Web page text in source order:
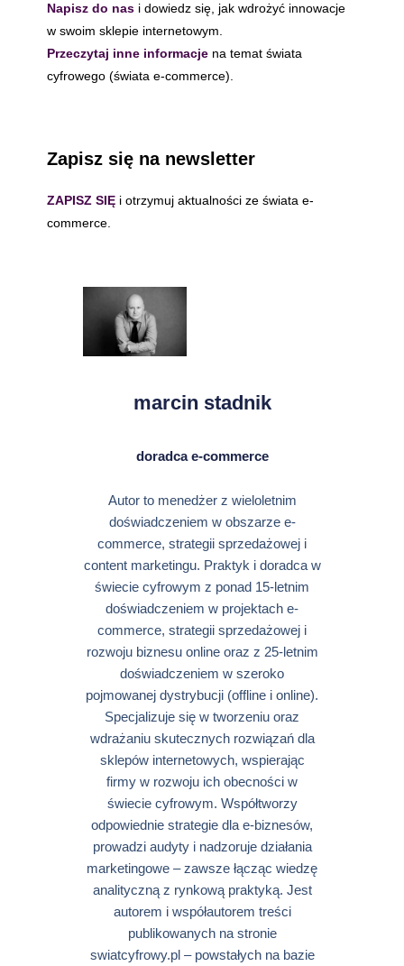
Napisz do nas i dowiedz się, jak wdrożyć innowacje
w swoim sklepie internetowym.
Przeczytaj inne informacje na temat świata
cyfrowego (świata e-commerce).
Zapisz się na newsletter
ZAPISZ SIĘ i otrzymuj aktualności ze świata e-
commerce.
marcin stadnik
doradca e-commerce
Autor to menedżer z wieloletnim
doświadczeniem w obszarze e-
commerce, strategii sprzedażowej i
content marketingu. Praktyk i doradca w
świecie cyfrowym z ponad 15-letnim
doświadczeniem w projektach e-
commerce, strategii sprzedażowej i
rozwoju biznesu online oraz z 25-letnim
doświadczeniem w szeroko
pojmowanej dystrybucji (offline i online).
Specjalizuje się w tworzeniu oraz
wdrażaniu skutecznych rozwiązań dla
sklepów internetowych, wspierając
firmy w rozwoju ich obecności w
świecie cyfrowym. Współtworzy
odpowiednie strategie dla e-biznesów,
prowadzi audyty i nadzoruje działania
marketingowe – zawsze łącząc wiedzę
analityczną z rynkową praktyką. Jest
autorem i współautorem treści
publikowanych na stronie
swiatcyfrowy.pl – powstałych na bazie